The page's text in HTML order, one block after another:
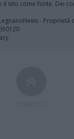
sito come fonte. Dei
- Proprietà